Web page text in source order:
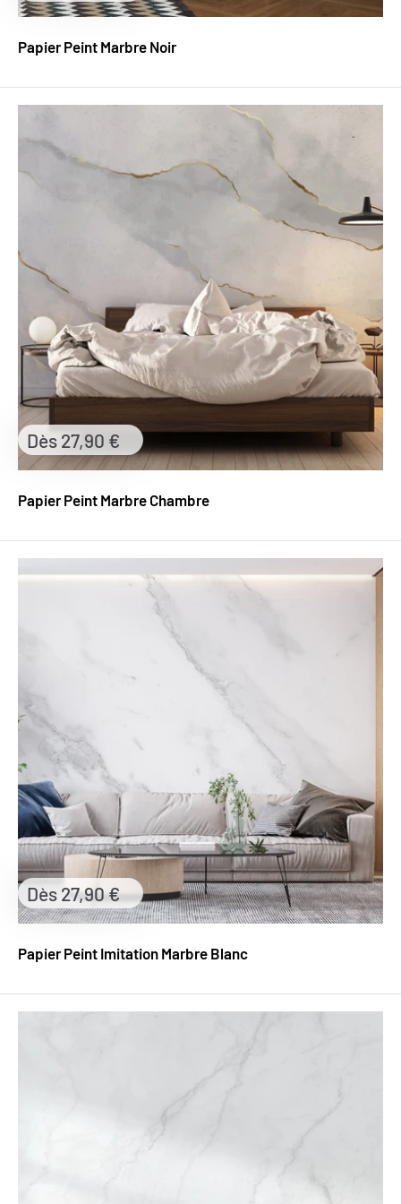
Papier Peint Marbre Noir
réduit
Papier Peint Marbre Chambre
Prix
réduit
Dès 27,90 €
Papier Peint Imitation Marbre Blanc
Prix
réduit
Dès 27,90 €